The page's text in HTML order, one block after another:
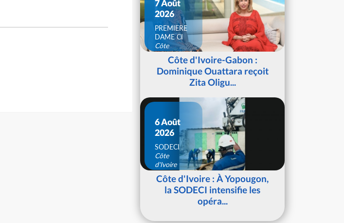
7 Août
2026
PREMIERE
DAME CI
Côte
d'IvoireCôte d'Ivoire-Gabon :
Dominique Ouattara reçoit
Zita Oligu...
6 Août
2026
SODECI
Côte
d'Ivoire
Côte d'Ivoire : À Yopougon,
la SODECI intensifie les
opéra...